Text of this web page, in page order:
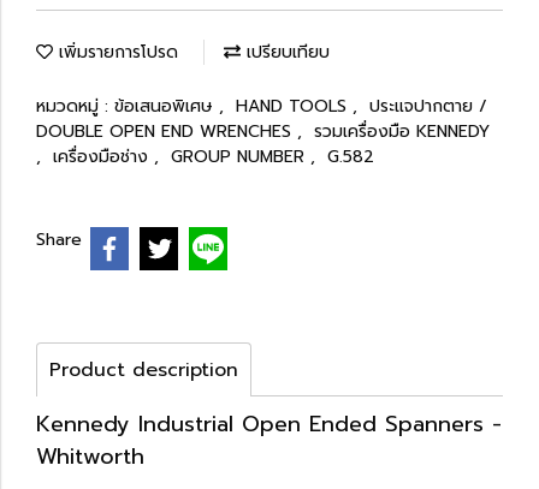
เพิ่มรายการโปรด เปรียบเทียบ
หมวดหมู่ : ข้อเสนอพิเศษ , HAND TOOLS , ประแจปากตาย /
DOUBLE OPEN END WRENCHES , รวมเครื่องมือ KENNEDY
, เครื่องมือช่าง , GROUP NUMBER , G.582
Share
Product description
Kennedy Industrial Open Ended Spanners -
Whitworth